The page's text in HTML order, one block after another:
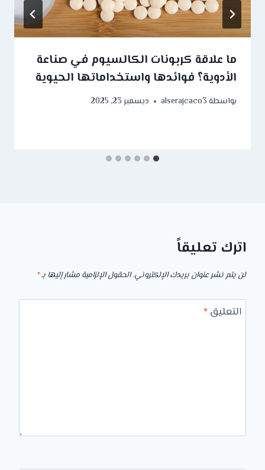
ما علاقة كربونات الكالسيوم في صناعة
الأدوية؟ فوائدها واستخداماتها الحيوية
بواسطةalserajcaco3 ديسمبر 23, 2025
اترك تعليقاً
لن يتم نشر عنوان بريدك الإلكتروني.الحقول الإلزامية مشار إليها بـ*
التعليق*